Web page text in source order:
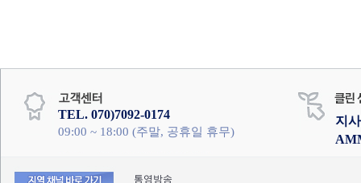
TEL. 070)7092-0174
09:00 ~ 18:00 (주말, 공휴일 휴무)
지
통영방송